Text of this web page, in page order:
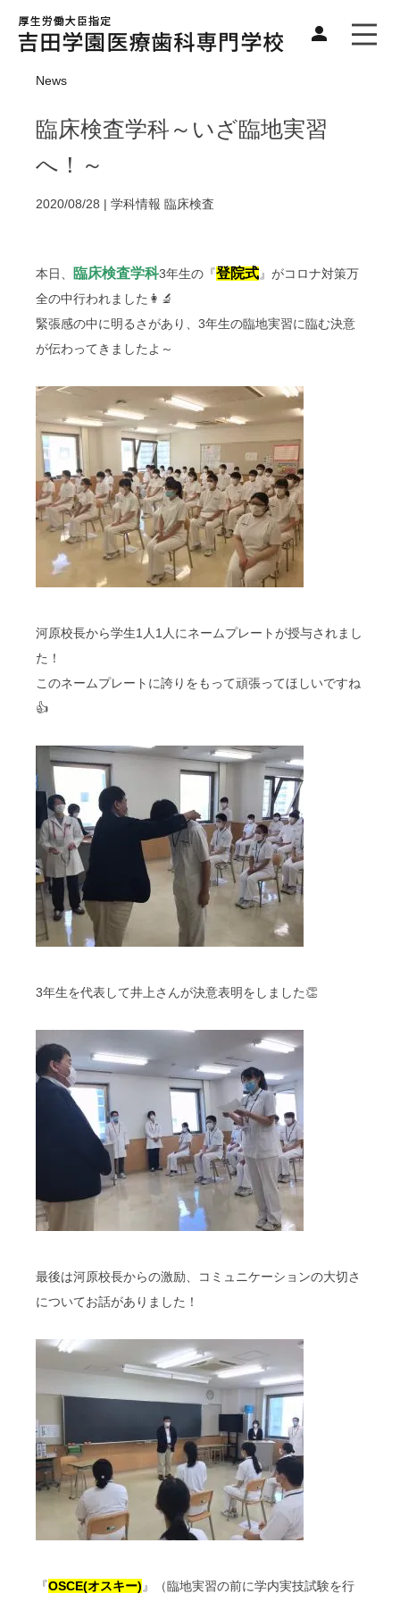
News
臨床検査学科～いざ臨地実習
へ！～
2020/08/28 | 学科情報 臨床検査
本日、 臨床検査学科3年生の『登院式』がコロナ対策万
全の中行われました👩‍🔬
緊張感の中に明るさがあり、3年生の臨地実習に臨む決意
が伝わってきましたよ～
河原校長から学生1人1人にネームプレートが授与されまし
た！
このネームプレートに誇りをもって頑張ってほしいですね
👍
3年生を代表して井上さんが決意表明をしました👏
最後は河原校長からの激励、コミュニケーションの大切さ
についてお話がありました！
『OSCE(オスキー) 』（臨地実習の前に学内実技試験を行